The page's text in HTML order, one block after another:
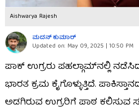
Aishwarya Rajesh
ಮದನ್​ ಕುಮಾರ್​
Updated on: May 09, 2025 | 10:50 PM
ಪಾಕ್ ಉಗ್ರರು ಪಹಲ್ಗಾಮ್​ನಲ್ಲಿ
ಭಾರತ ಕ್ರಮ ಕೈಗೊಳ್ಳುತ್ತಿದೆ.
ಅಡಗಿರುವ ಉಗ್ರರಿಗೆ ಪಾಠ ಕಲಿಸುವ